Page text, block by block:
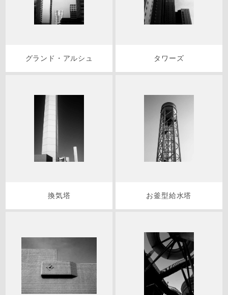
グランド・アルシュ タワーズ
換気塔 お釜型給水塔